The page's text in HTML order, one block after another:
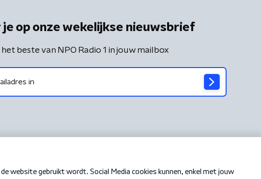
op onze wekelijkse nieuwsbrief
beste van NPO Radio 1 in jouw mailbox